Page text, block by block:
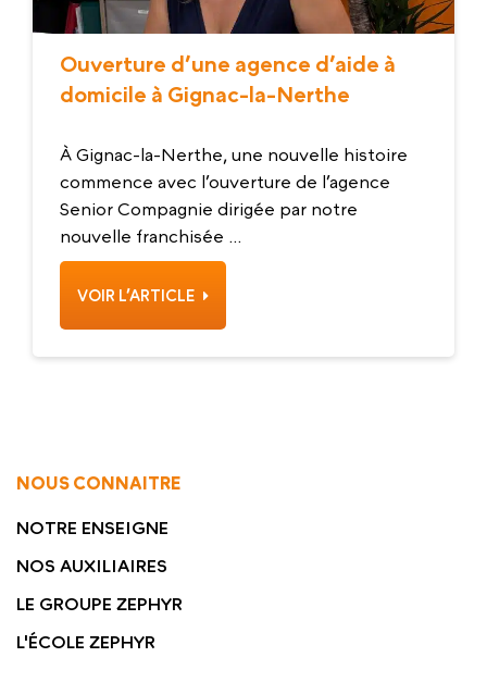
Ouverture d’une agence d’aide à
domicile à Gignac-la-Nerthe
À Gignac-la-Nerthe, une nouvelle histoire
commence avec l’ouverture de l’agence
Senior Compagnie dirigée par notre
nouvelle franchisée ...
VOIR L’ARTICLE
NOUS CONNAITRE
NOTRE ENSEIGNE
NOS AUXILIAIRES
LE GROUPE ZEPHYR
L'ÉCOLE ZEPHYR